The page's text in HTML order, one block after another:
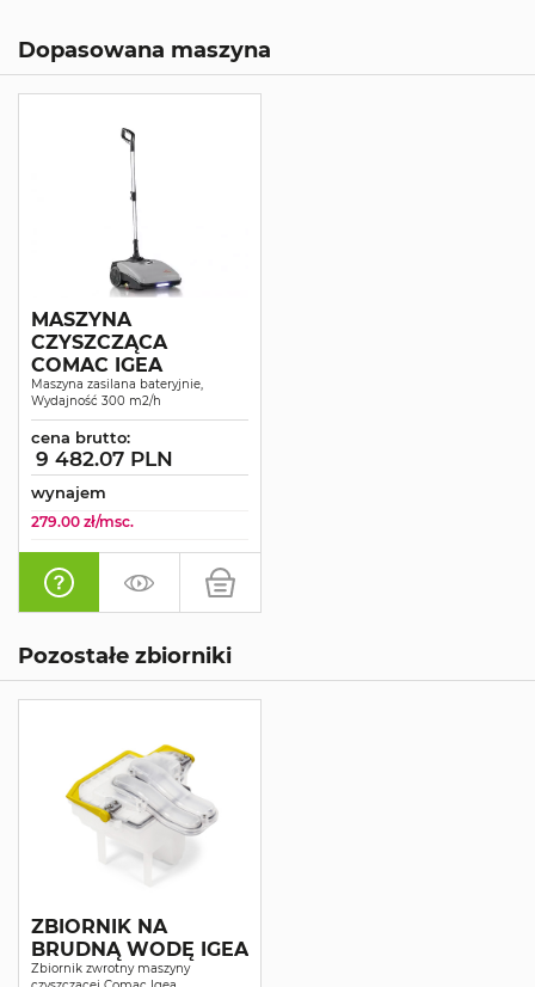
Dopasowana maszyna
MASZYNA
CZYSZCZĄCA
COMAC IGEA
Maszyna zasilana bateryjnie,
Wydajność 300 m2/h
cena brutto:
9 482.07 PLN
wynajem
279.00 zł/msc.
Pozostałe zbiorniki
ZBIORNIK NA
BRUDNĄ WODĘ IGEA
Zbiornik zwrotny maszyny